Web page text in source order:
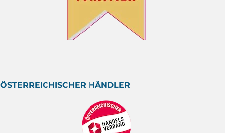
ÖSTERREICHISCHER HÄNDLER